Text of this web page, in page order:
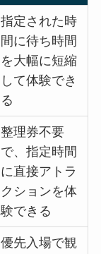
指定された時
間に待ち時間
を大幅に短縮
して体験でき
る
整理券不要
で、指定時間
に直接アトラ
クションを体
験できる
優先入場で観